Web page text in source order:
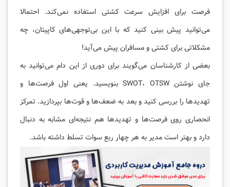
فرصت برای افزایش سرعت کشتی استفاده نمی‌کند. احتمالا
می‌توانید پیش بینی کنید که با این بی‌توجهی‌های کاپیتان، چه
مشکلاتی برای کشتی و مسافران پیش می‌آید!
بعضی از کارشناسان می‌گویند برای دوری از این دام می‌توانید به
جای نوشتن SWOT، OTSW بنویسید. یعنی اول فرصت‌ها و
تهدیدها را بررسی کنید و بعد به ضعف‌ها و قوت‌ها بپردازید. تمرکز
انحصاری روی فرصت‌ها و تهدیدها هم نتیجه‌ای مشابه به دنبال
دارد و بهتر است مدیر به هر چهار ربع سوات تسلط داشته باشد.